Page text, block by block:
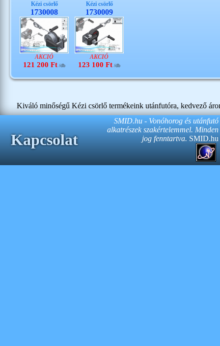
Kézi csörlő
1730008
AKCIÓ
121 200 Ft /db
Kézi csörlő
1730009
AKCIÓ
123 100 Ft /db
Kiváló minőségű Kézi csörlő termékeink utánfutóra, kedvező
Kapcsolat
SMID.hu - Vonóhorog és utánfutó
alkatrészek szakértelemmel. Minden
jog fenntartva. SMID.hu